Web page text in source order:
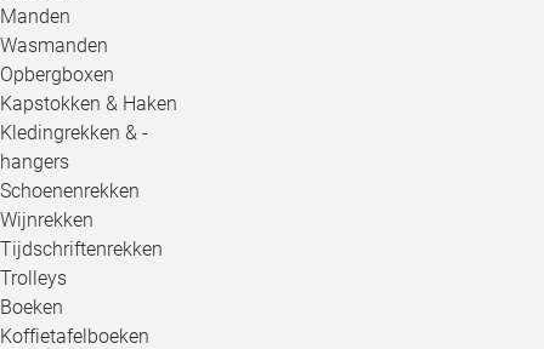
Manden
Wasmanden
Opbergboxen
Kapstokken & Haken
Kledingrekken & -
hangers
Schoenenrekken
Wijnrekken
Tijdschriftenrekken
Trolleys
Boeken
Koffietafelboeken